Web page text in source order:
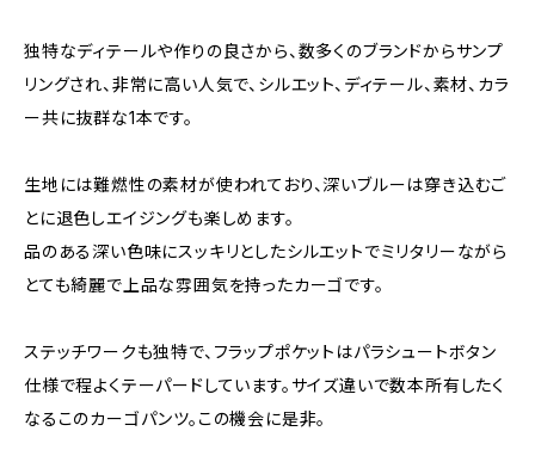
独特なディテールや作りの良さから、数多くのブランドからサンプ
リングされ、非常に高い人気で、シルエット、ディテール、素材、カラ
ー共に抜群な1本です。
生地には難燃性の素材が使われており、深いブルーは穿き込むご
とに退色しエイジングも楽しめます。
品のある深い色味にスッキリとしたシルエットでミリタリーながら
とても綺麗で上品な雰囲気を持ったカーゴです。
ステッチワークも独特で、フラップポケットはパラシュートボタン
仕様で程よくテーパードしています。サイズ違いで数本所有したく
なるこのカーゴパンツ。この機会に是非。